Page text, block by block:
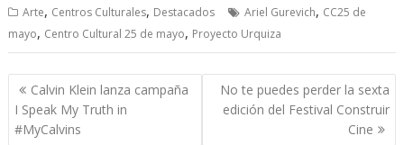
Arte, Centros Culturales, Destacados Ariel Gurevich, CC25 de
mayo, Centro Cultural 25 de mayo, Proyecto Urquiza
Navegación
de
entradas
Calvin Klein lanza campaña
I Speak My Truth in
#MyCalvins
No te puedes perder la sexta
edición del Festival Construir
Cine